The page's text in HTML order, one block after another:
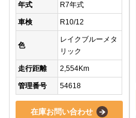
年式 R7年式
車検 R10/12
色
レイクブルーメタ
リック
走行距離 2,554Km
管理番号 54618
在庫お問い合わせ